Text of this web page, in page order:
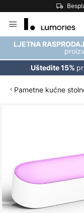
to
Content
LJETNA
Uštedite 15%
Pametne kućne
the
images
gallery